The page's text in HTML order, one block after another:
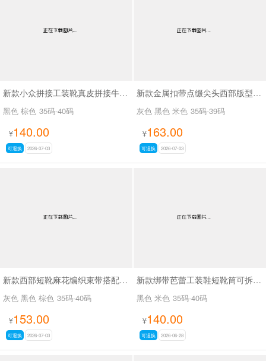
新款小众拼接工装靴真皮拼接牛仔布SA111
黑色 棕色 35码-40码
¥140.00
可退换 2026-07-03
新款金属扣带点缀尖头西部版型废土风尖头长靴SA8034
灰色 黑色 米色 35码-39码
¥163.00
可退换 2026-07-03
新款西部短靴麻花编织束带搭配金属扣SA8035
灰色 黑色 棕色 35码-40码
¥153.00
可退换 2026-07-03
新款绑带芭蕾工装鞋短靴筒可拆SA8031
黑色 米色 35码-40码
¥140.00
可退换 2026-06-28